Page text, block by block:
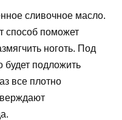
сливочное масло.
способ поможет
ноготь. Под
будет подложить
все плотно